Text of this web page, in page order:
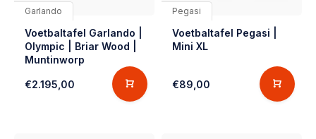
Garlando
Voetbaltafel Garlando |
Olympic | Briar Wood |
Muntinworp
€2.195,00
Pegasi
Voetbaltafel Pegasi |
Mini XL
€89,00